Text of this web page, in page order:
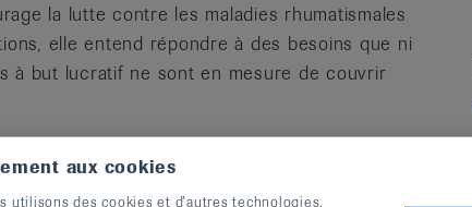
la lutte contre les maladies rhumatismales
elle entend répondre à des besoins que ni
à but lucratif ne sont en mesure de couvrir
et sur la préservation de sa santé, de son
aide les personnes en bonne santé à le
aux cookies
utilisons des cookies et d’autres technologies.